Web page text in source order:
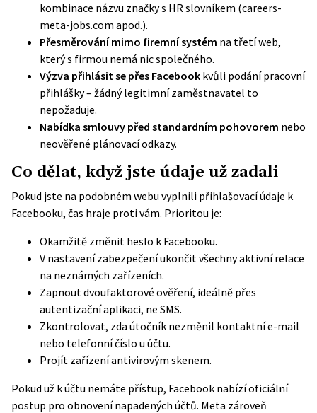
kombinace názvu značky s HR slovníkem (careers-
meta-jobs.com apod.).
Přesměrování mimo firemní systém na třetí web,
který s firmou nemá nic společného.
Výzva přihlásit se přes Facebook kvůli podání pracovní
přihlášky – žádný legitimní zaměstnavatel to
nepožaduje.
Nabídka smlouvy před standardním pohovorem nebo
neověřené plánovací odkazy.
Co dělat, když jste údaje už zadali
Pokud jste na podobném webu vyplnili přihlašovací údaje k
Facebooku, čas hraje proti vám. Prioritou je:
Okamžitě změnit heslo k Facebooku.
V nastavení zabezpečení ukončit všechny aktivní relace
na neznámých zařízeních.
Zapnout dvoufaktorové ověření, ideálně přes
autentizační aplikaci, ne SMS.
Zkontrolovat, zda útočník nezměnil kontaktní e-mail
nebo telefonní číslo u účtu.
Projít zařízení antivirovým skenem.
Pokud už k účtu nemáte přístup, Facebook nabízí oficiální
postup pro obnovení napadených účtů. Meta zároveň